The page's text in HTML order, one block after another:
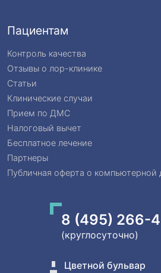
Пациентам
Контроль качества
Отзывы о лор-клинике
Статьи
Клинические случаи
Прием по ДМС
Налоговый вычет
Бесплатное лечение
Партнеры
Публичная оферта о компьютерной
8 (495) 266-
(круглосуточно)
Цветной бульвар